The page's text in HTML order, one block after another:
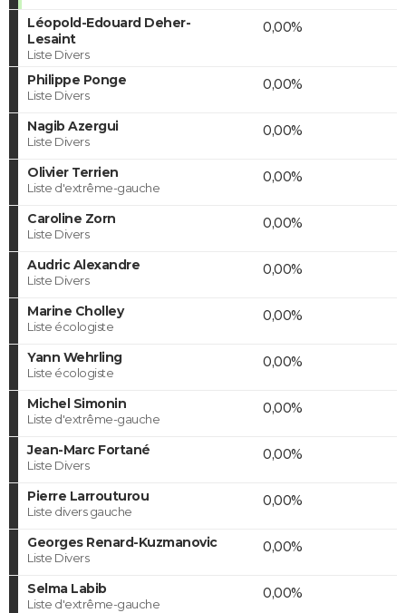
Léopold-Edouard Deher-
Lesaint
Liste Divers
0,00%
Philippe Ponge
Liste Divers
0,00%
Nagib Azergui
Liste Divers
0,00%
Olivier Terrien
Liste d'extrême-gauche
0,00%
Caroline Zorn
Liste Divers
0,00%
Audric Alexandre
Liste Divers
0,00%
Marine Cholley
Liste écologiste
0,00%
Yann Wehrling
Liste écologiste
0,00%
Michel Simonin
Liste d'extrême-gauche
0,00%
Jean-Marc Fortané
Liste Divers
0,00%
Pierre Larrouturou
Liste divers gauche
0,00%
Georges Renard-Kuzmanovic
Liste Divers
0,00%
Selma Labib
Liste d'extrême-gauche
0,00%